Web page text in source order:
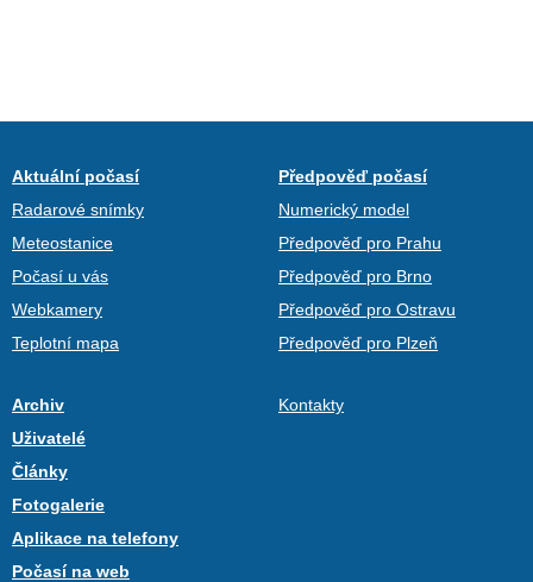
Aktuální počasí
Radarové snímky
Meteostanice
Počasí u vás
Webkamery
Teplotní mapa
Předpověď počasí
Numerický model
Předpověď pro Prahu
Předpověď pro Brno
Předpověď pro Ostravu
Předpověď pro Plzeň
Archiv
Uživatelé
Články
Fotogalerie
Aplikace na telefony
Počasí na web
Kontakty